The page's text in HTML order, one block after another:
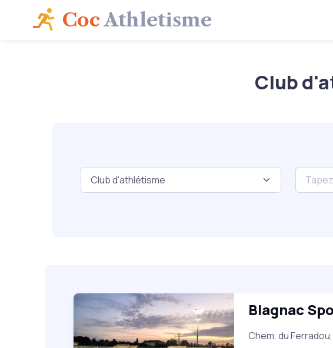
CocAthletisme
Club
Blagnac
Chem. du